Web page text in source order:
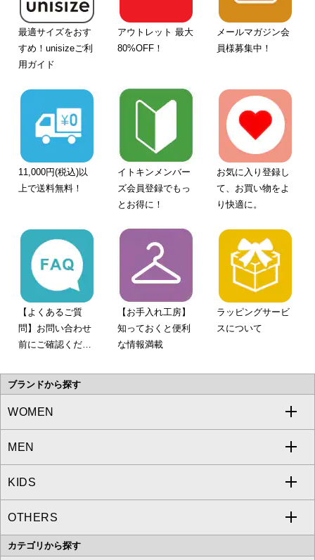
最適サイズをおす
すめ！unisizeご利
用ガイド
アウトレット 最大
80%OFF！
メールマガジン会
員様募集中！
11,000円(税込)以
上で送料無料！
イトキンメンバー
ズ会員登録でもっ
とお得に！
お気に入り登録し
て、お買い物をよ
り快適に。
【よくあるご質
問】お問い合わせ
前にご確認くださ
【お手入れ工房】
知っておくと便利
な情報満載
ラッピングサービ
スについて
ブランドから探す
WOMEN
a.v.v
MICHEL KLEIN
MK MICHEL KLEIN
OFUON le MK
MEN
a.v.v
MICHEL KLEIN HOMME
MK MICHEL KLEIN HOMME
KIDS
a.v.v
OTHERS
MK MICHEL KLEIN BAG
カテゴリから探す